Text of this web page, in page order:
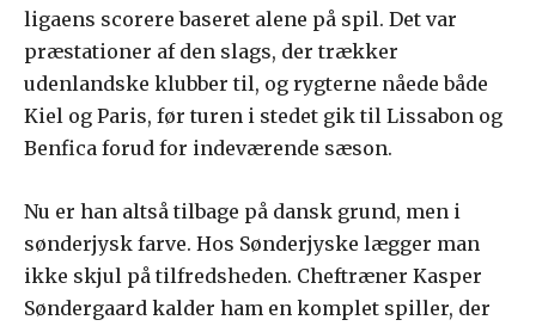
ligaens scorere baseret alene på spil. Det var
præstationer af den slags, der trækker
udenlandske klubber til, og rygterne nåede både
Kiel og Paris, før turen i stedet gik til Lissabon og
Benfica forud for indeværende sæson.
Nu er han altså tilbage på dansk grund, men i
sønderjysk farve. Hos Sønderjyske lægger man
ikke skjul på tilfredsheden. Cheftræner Kasper
Søndergaard kalder ham en komplet spiller, der